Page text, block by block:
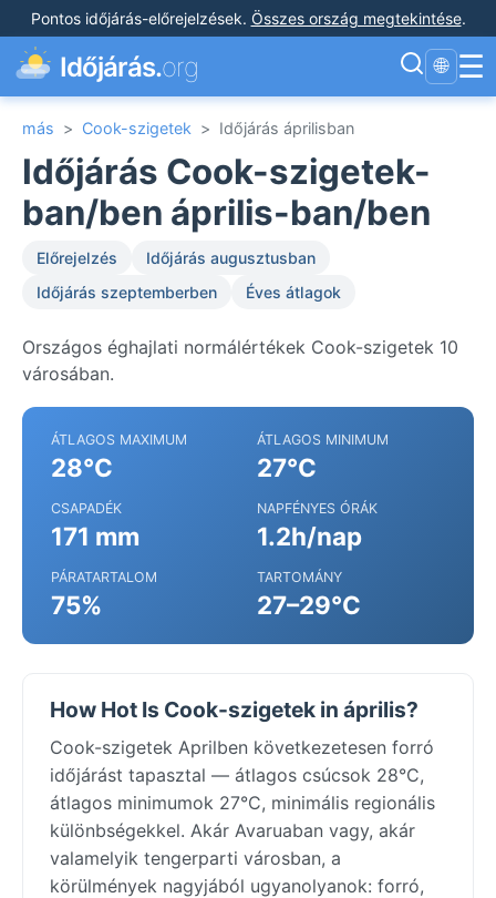
Pontos időjárás-előrejelzések. Összes ország megtekintése.
Időjárás.org 🌐 ☰
más > Cook-szigetek > Időjárás áprilisban
Időjárás Cook-szigetek-
ban/ben április-ban/ben
Előrejelzés
Időjárás augusztusban
Időjárás szeptemberben
Éves átlagok
Országos éghajlati normálértékek Cook-szigetek 10
városában.
ÁTLAGOS MAXIMUM
28°C
ÁTLAGOS MINIMUM
27°C
CSAPADÉK
171 mm
NAPFÉNYES ÓRÁK
1.2h/nap
PÁRATARTALOM
75%
TARTOMÁNY
27–29°C
How Hot Is Cook-szigetek in április?
Cook-szigetek Aprilben következetesen forró
időjárást tapasztal — átlagos csúcsok 28°C,
átlagos minimumok 27°C, minimális regionális
különbségekkel. Akár Avaruaban vagy, akár
valamelyik tengerparti városban, a
körülmények nagyjából ugyanolyanok: forró,